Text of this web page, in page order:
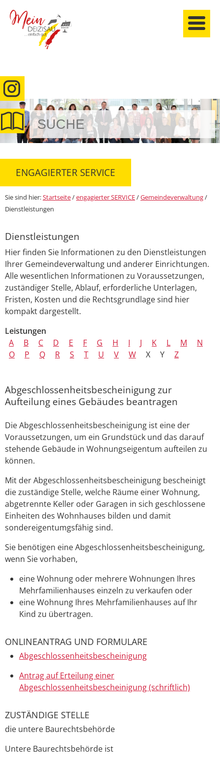
anmelden
ENGAGIERTER SERVICE
Sie sind hier:Startseite/engagierter SERVICE/Gemeindeverwaltung/
Dienstleistungen
Dienstleistungen
Hier finden Sie Informationen zu den Dienstleistungen
Ihrer Gemeindeverwaltung und anderer Einrichtungen.
Alle wesentlichen Informationen zu Voraussetzungen,
zuständiger Stelle, Ablauf, erforderliche Unterlagen,
Fristen, Kosten und die Rechtsgrundlage sind hier
kompakt dargestellt.
Leistungen
A
B C D E F G H I J K L M
N
O
P Q R S T U V W X Y Z
Abgeschlossenheitsbescheinigung zur
Aufteilung eines Gebäudes beantragen
Die Abgeschlossenheitsbescheinigung ist eine der
Voraussetzungen, um ein Grundstück und das darauf
stehende Gebäude in Wohnungseigentum aufteilen zu
können.
Mit der Abgeschlossenheitsbescheinigung bescheinigt
die zuständige Stelle, welche Räume einer Wohnung,
abgetrennte Keller oder Garagen in sich geschlossene
Einheiten des Wohnhauses bilden und damit
sondereigentumgsfähig sind.
Sie benötigen eine Abgeschlossenheitsbescheinigung,
wenn Sie vorhaben,
eine Wohnung oder mehrere Wohnungen Ihres
Mehrfamilienhauses einzeln zu verkaufen oder
eine Wohnung Ihres Mehrfamilienhauses auf Ihr
Kind zu übertragen.
ONLINEANTRAG UND FORMULARE
Abgeschlossenheitsbescheinigung
Antrag auf Erteilung einer
Abgeschlossenheitsbescheinigung (schriftlich)
ZUSTÄNDIGE STELLE
die untere Baurechtsbehörde
Untere Baurechtsbehörde ist